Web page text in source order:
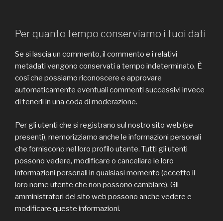
Per quanto tempo conserviamo i tuoi dati
Se si lascia un commento, il commento e i relativi
metadati vengono conservati a tempo indeterminato. È
così che possiamo riconoscere e approvare
automaticamente eventuali commenti successivi invece
di tenerli in una coda di moderazione.
Per gli utenti che si registrano sul nostro sito web (se
presenti), memorizziamo anche le informazioni personali
che forniscono nel loro profilo utente. Tutti gli utenti
possono vedere, modificare o cancellare le loro
informazioni personali in qualsiasi momento (eccetto il
loro nome utente che non possono cambiare). Gli
amministratori del sito web possono anche vedere e
modificare queste informazioni.